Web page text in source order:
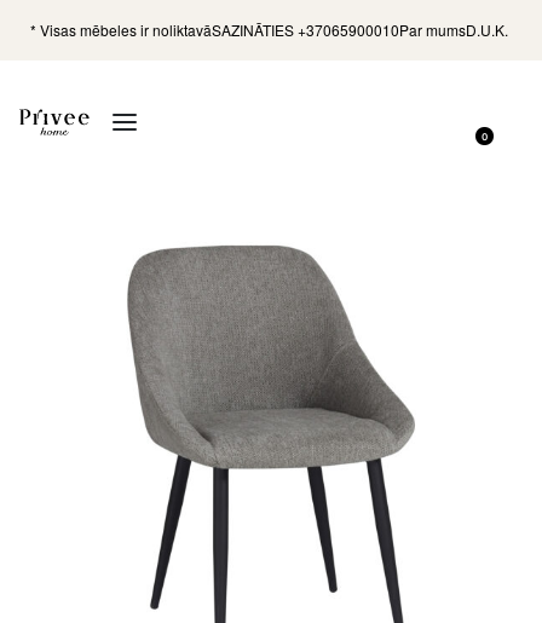
* Visas mēbeles ir noliktavāSAZINĀTIES +37065900010Par mumsD.U.K.
0